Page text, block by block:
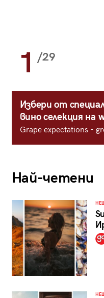
1 /29
Избери от
вино селекция на
Grape expectations -
Най-четени